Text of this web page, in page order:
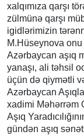
xalqımıza qarşı
zülmünə qarşı
igidlərimizin
M.Hüseynova
Azərbaycan aşıq
yanaşı, ali təhsil
üçün də qiymətli
Azərbaycan
xadimi Məhərrəm
Aşıq
gündən aşıq